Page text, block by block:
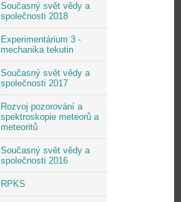
Současný svět vědy a
společnosti 2018
Experimentárium 3 -
mechanika tekutin
Současný svět vědy a
společnosti 2017
Rozvoj pozorování a
spektroskopie meteorů a
meteoritů
Současný svět vědy a
společnosti 2016
RPKS